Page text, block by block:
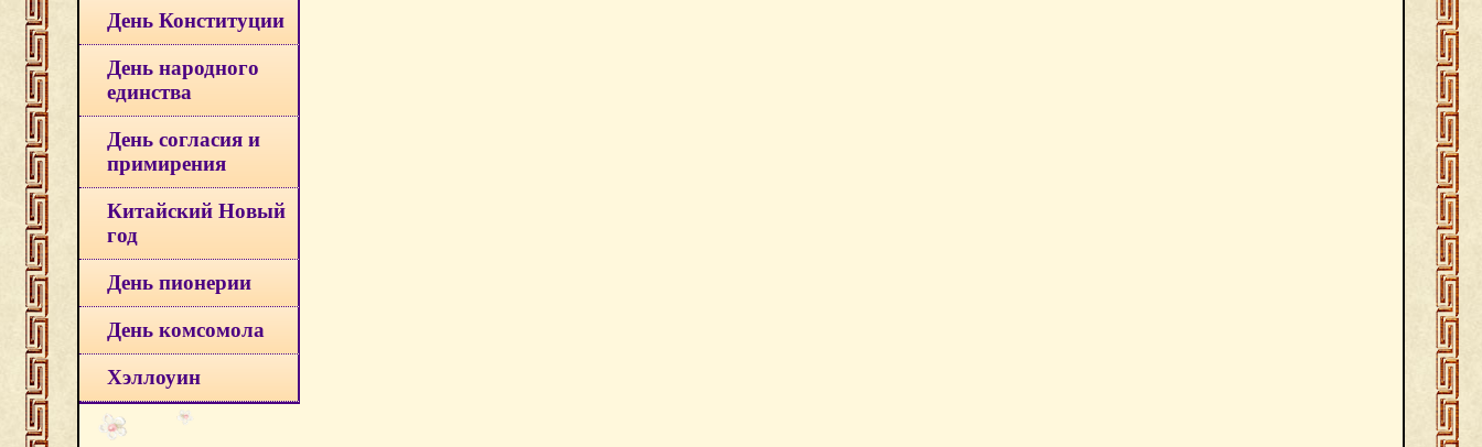
День Конституции
День народного
единства
День согласия и
примирения
Китайский Новый
год
День пионерии
День комсомола
Хэллоуин